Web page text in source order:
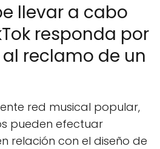
llevar a cabo
responda por
reclamo de un
red musical popular,
pueden efectuar
relación con el diseño de